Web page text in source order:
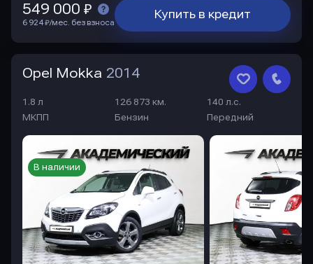
Купить в кредит
549 000 ₽
6 924 ₽/мес. без взноса
Opel Mokka 2014
1.8 л 126 873 км.
140 л.с.
МКПП
Бензин Передний
В наличии